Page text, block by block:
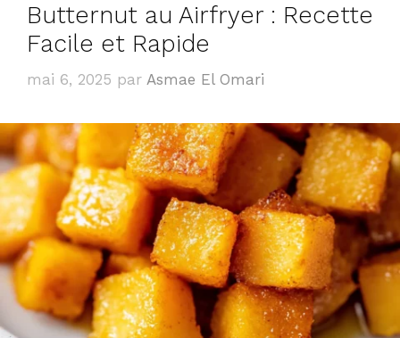
Butternut au Airfryer : Recette
Facile et Rapide
mai 6, 2025 par Asmae El Omari